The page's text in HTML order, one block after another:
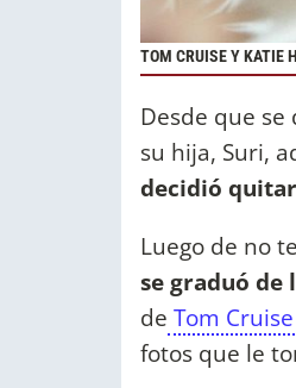
TOM CRUISE Y KATIE
Desde que se
su hija, Suri,
decidió
Luego de no
se graduó de
de Tom Cruise
fotos que le